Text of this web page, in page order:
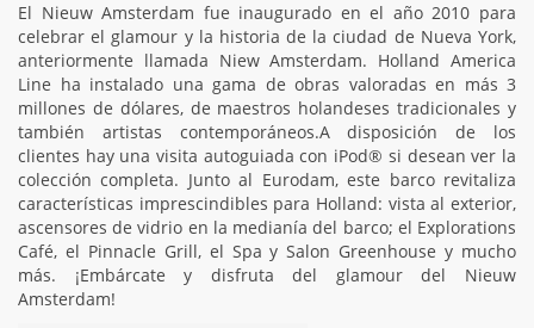
El Nieuw Amsterdam fue inaugurado en el año 2010 para
celebrar el glamour y la historia de la ciudad de Nueva York,
anteriormente llamada Niew Amsterdam. Holland America
Line ha instalado una gama de obras valoradas en más 3
millones de dólares, de maestros holandeses tradicionales y
también artistas contemporáneos.A disposición de los
clientes hay una visita autoguiada con iPod® si desean ver la
colección completa. Junto al Eurodam, este barco revitaliza
características imprescindibles para Holland: vista al exterior,
ascensores de vidrio en la medianía del barco; el Explorations
Café, el Pinnacle Grill, el Spa y Salon Greenhouse y mucho
más. ¡Embárcate y disfruta del glamour del Nieuw
Amsterdam!